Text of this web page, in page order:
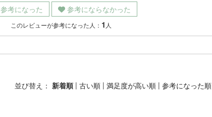
参考になった 参考にならなかった
このレビューが参考になった人： 1 人
並び替え： 新着順 | 古い順 | 満足度が高い順 | 参考になった順